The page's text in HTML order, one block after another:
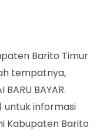
Barito Timur
tempatnya,
BARU BAYAR.
untuk informasi
Kabupaten Barito